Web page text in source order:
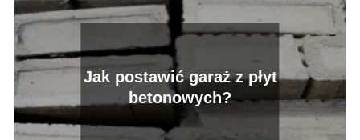
Jak postawić garaż z płyt
betonowych?